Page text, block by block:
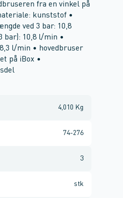
fra en vinkel på
kunststof •
ved 3 bar: 10,8
bar): 10,8 l/min •
l/min • hovedbruser
på iBox •
4,010 Kg
74-276
3
stk